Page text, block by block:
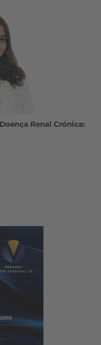
Renal Crónica: